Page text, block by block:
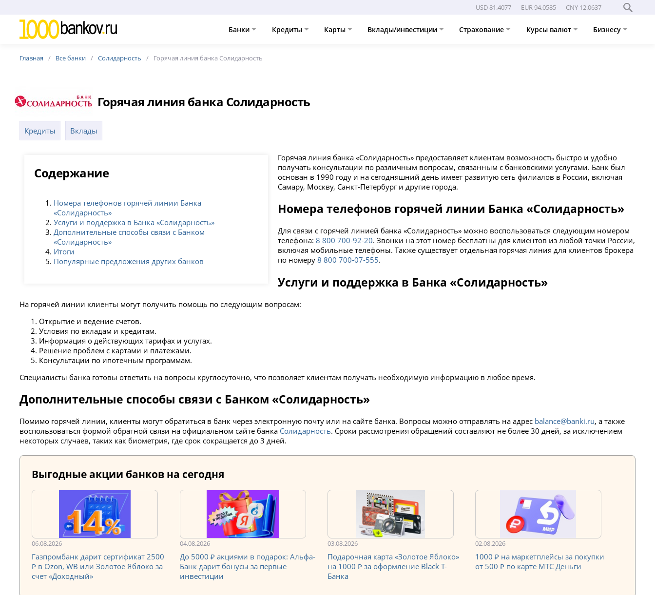
USD 81.4077 EUR 94.0585 CNY 12.0637
Банки Кредиты Карты Вклады/инвестиции Страхование Курсы валют Бизнесу
Главная Все банки Солидарность Горячая линия банка Солидарность
Горячая линия банка Солидарность
Кредиты Вклады
Содержание
Номера телефонов горячей линии Банка
«Солидарность»
Услуги и поддержка в Банка «Солидарность»
Дополнительные способы связи с Банком
«Солидарность»
Итоги
Популярные предложения других банков
Горячая линия банка «Солидарность» предоставляет клиентам возможность быстро и удобно
получать консультации по различным вопросам, связанным с банковскими услугами. Банк был
основан в 1990 году и на сегодняшний день имеет развитую сеть филиалов в России, включая
Самару, Москву, Санкт-Петербург и другие города.
Номера телефонов горячей линии Банка «Солидарность»
Для связи с горячей линией банка «Солидарность» можно воспользоваться следующим номером
телефона:8 800 700-92-20. Звонки на этот номер бесплатны для клиентов из любой точки России,
включая мобильные телефоны. Также существует отдельная горячая линия для клиентов брокера
по номеру8 800 700-07-555.
Услуги и поддержка в Банка «Солидарность»
На горячей линии клиенты могут получить помощь по следующим вопросам:
Открытие и ведение счетов.
Условия по вкладам и кредитам.
Информация о действующих тарифах и услугах.
Решение проблем с картами и платежами.
Консультации по ипотечным программам.
Специалисты банка готовы ответить на вопросы круглосуточно, что позволяет клиентам получать необходимую информацию в любое время.
Дополнительные способы связи с Банком «Солидарность»
Помимо горячей линии, клиенты могут обратиться в банк через электронную почту или на сайте банка. Вопросы можно отправлять на адрес balance@banki.ru, а также
воспользоваться формой обратной связи на официальном сайте банка Солидарность. Сроки рассмотрения обращений составляют не более 30 дней, за исключением
некоторых случаев, таких как биометрия, где срок сокращается до 3 дней.
Выгодные акции банков на сегодня
06.08.2026
Газпромбанк дарит сертификат 2500
₽ в Ozon, WB или Золотое Яблоко за
счет «Доходный»
04.08.2026
До 5000 ₽ акциями в подарок: Альфа-
Банк дарит бонусы за первые
инвестиции
03.08.2026
Подарочная карта «Золотое Яблоко»
на 1000 ₽ за оформление Black Т-
Банка
02.08.2026
1000 ₽ на маркетплейсы за покупки
от 500 ₽ по карте МТС Деньги